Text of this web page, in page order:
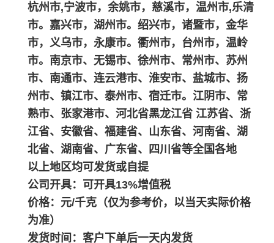
杭州市,宁波市，余姚市，慈溪市，温州市,乐清
市。嘉兴市，湖州市。绍兴市，诸暨市，金华
市，义乌市，永康市。衢州市，台州市，温岭
市。南京市、无锡市、徐州市、常州市、苏州
市、南通市、连云港市、淮安市、盐城市、扬
州市、镇江市、泰州市、宿迁市。江阴市、常
熟市、张家港市、河北省黑龙江省 江苏省、浙
江省、安徽省、福建省、山东省、河南省、湖
北省、湖南省、广东省、四川省等全国各地
以上地区均可发货或自提
公司开具：可开具13%增值税
价格：元/千克（仅为参考价，以当天实际价格
为准）
发货时间：客户下单后一天内发货